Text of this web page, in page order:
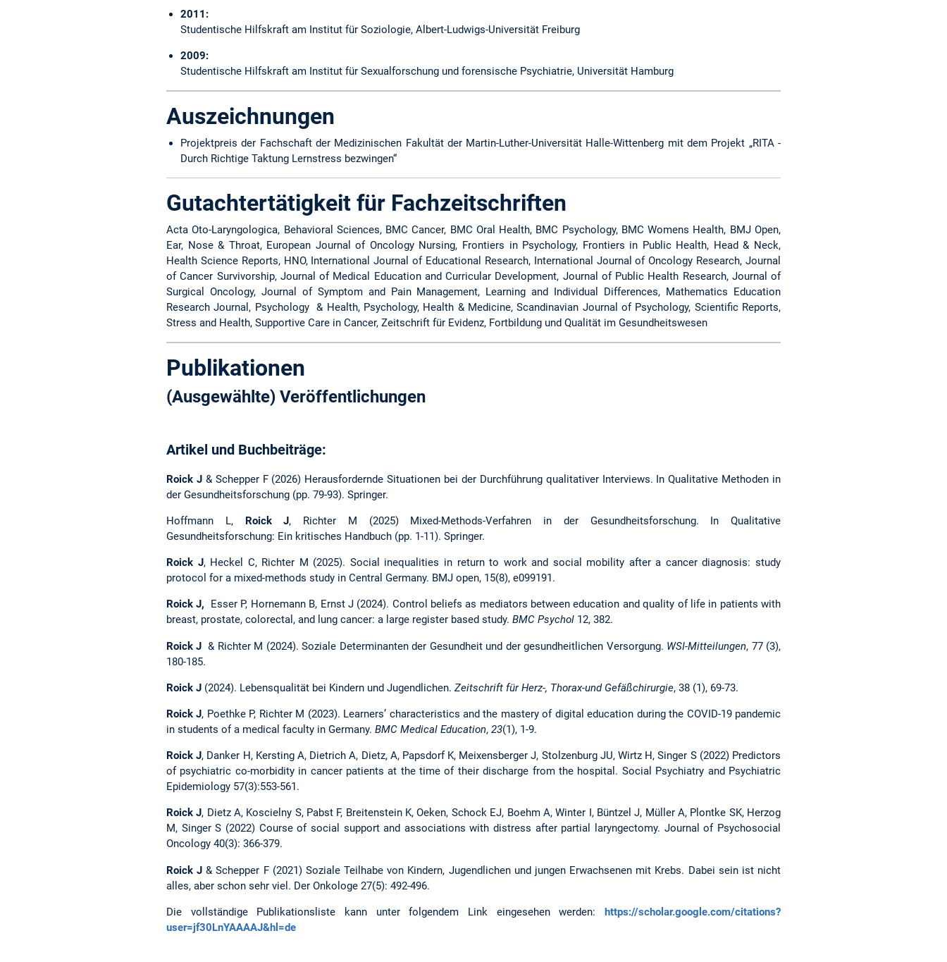
2011:
Studentische Hilfskraft am Institut für Soziologie, Albert-Ludwigs-Universität Freiburg
2009:
Studentische Hilfskraft am Institut für Sexualforschung und forensische Psychiatrie, Universität Hamburg
Auszeichnungen
Projektpreis der Fachschaft der Medizinischen Fakultät der Martin-Luther-Universität Halle-Wittenberg mit dem Projekt „RITA -
Durch Richtige Taktung Lernstress bezwingen“
Gutachtertätigkeit für Fachzeitschriften
Acta Oto-Laryngologica, Behavioral Sciences, BMC Cancer, BMC Oral Health, BMC Psychology, BMC Womens Health, BMJ Open,
Ear, Nose & Throat, European Journal of Oncology Nursing, Frontiers in Psychology, Frontiers in Public Health, Head & Neck,
Health Science Reports, HNO, International Journal of Educational Research, International Journal of Oncology Research, Journal
of Cancer Survivorship, Journal of Medical Education and Curricular Development, Journal of Public Health Research, Journal of
Surgical Oncology, Journal of Symptom and Pain Management, Learning and Individual Differences, Mathematics Education
Research Journal, Psychology & Health, Psychology, Health & Medicine, Scandinavian Journal of Psychology, Scientific Reports,
Stress and Health, Supportive Care in Cancer, Zeitschrift für Evidenz, Fortbildung und Qualität im Gesundheitswesen
Publikationen
(Ausgewählte) Veröffentlichungen
Artikel und Buchbeiträge:
Roick J& Schepper F (2026) Herausfordernde Situationen bei der Durchführung qualitativer Interviews. In Qualitative Methoden in
der Gesundheitsforschung (pp. 79-93). Springer.
Hoffmann L, Roick J, Richter M (2025) Mixed-Methods-Verfahren in der Gesundheitsforschung. In Qualitative
Gesundheitsforschung: Ein kritisches Handbuch (pp. 1-11). Springer.
Roick J, Heckel C, Richter M (2025). Social inequalities in return to work and social mobility after a cancer diagnosis: study
protocol for a mixed-methods study in Central Germany. BMJ open, 15(8), e099191.
Roick J, Esser P, Hornemann B, Ernst J (2024). Control beliefs as mediators between education and quality of life in patients with
breast, prostate, colorectal, and lung cancer: a large register based study. BMC Psychol 12, 382.
Roick J & Richter M (2024). Soziale Determinanten der Gesundheit und der gesundheitlichen Versorgung. WSI-Mitteilungen, 77 (3),
180-185.
Roick J (2024). Lebensqualität bei Kindern und Jugendlichen. Zeitschrift für Herz-, Thorax-und Gefäßchirurgie, 38 (1), 69-73.
Roick J, Poethke P, Richter M (2023). Learners’ characteristics and the mastery of digital education during the COVID-19 pandemic
in students of a medical faculty in Germany. BMC Medical Education, 23(1), 1-9.
Roick J, Danker H, Kersting A, Dietrich A, Dietz, A, Papsdorf K, Meixensberger J, Stolzenburg JU, Wirtz H, Singer S (2022) Predictors
of psychiatric co-morbidity in cancer patients at the time of their discharge from the hospital. Social Psychiatry and Psychiatric
Epidemiology 57(3):553-561.
Roick J, Dietz A, Koscielny S, Pabst F, Breitenstein K, Oeken, Schock EJ, Boehm A, Winter I, Büntzel J, Müller A, Plontke SK, Herzog
M, Singer S (2022) Course of social support and associations with distress after partial laryngectomy. Journal of Psychosocial
Oncology 40(3): 366-379.
Roick J & Schepper F (2021) Soziale Teilhabe von Kindern, Jugendlichen und jungen Erwachsenen mit Krebs. Dabei sein ist nicht
alles, aber schon sehr viel. Der Onkologe 27(5): 492-496.
Die vollständige Publikationsliste kann unter folgendem Link eingesehen werden: https://scholar.google.com/citations?
user=jf30LnYAAAAJ&hl=de